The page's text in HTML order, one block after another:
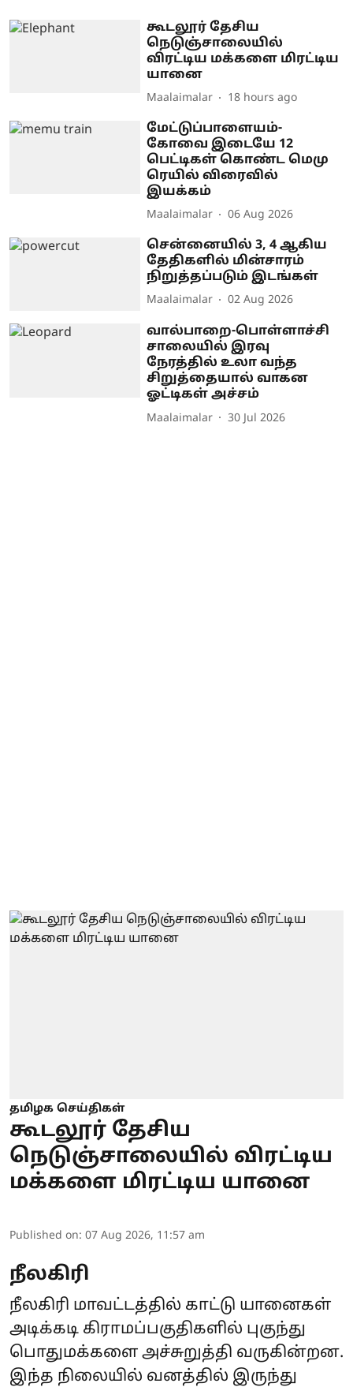
கூடலூர் தேசிய
நெடுஞ்சாலையில்
விரட்டிய மக்களை மிரட்டிய
யானை
Maalaimalar 18 hours ago
மேட்டுப்பாளையம்-
கோவை இடையே 12
பெட்டிகள் கொண்ட மெமு
ரெயில் விரைவில்
இயக்கம்
Maalaimalar 06 Aug 2026
சென்னையில் 3, 4 ஆகிய
தேதிகளில் மின்சாரம்
நிறுத்தப்படும் இடங்கள்
Maalaimalar 02 Aug 2026
வால்பாறை-பொள்ளாச்சி
சாலையில் இரவு
நேரத்தில் உலா வந்த
சிறுத்தையால் வாகன
ஓட்டிகள் அச்சம்
Maalaimalar 30 Jul 2026
தமிழக செய்திகள்
கூடலூர் தேசிய
நெடுஞ்சாலையில் விரட்டிய
மக்களை மிரட்டிய யானை
Published on: 07 Aug 2026, 11:57 am
நீலகிரி
நீலகிரி மாவட்டத்தில் காட்டு யானைகள்
அடிக்கடி கிராமப்பகுதிகளில் புகுந்து
பொதுமக்களை அச்சுறுத்தி வருகின்றன.
இந்த நிலையில் வனத்தில் இருந்து